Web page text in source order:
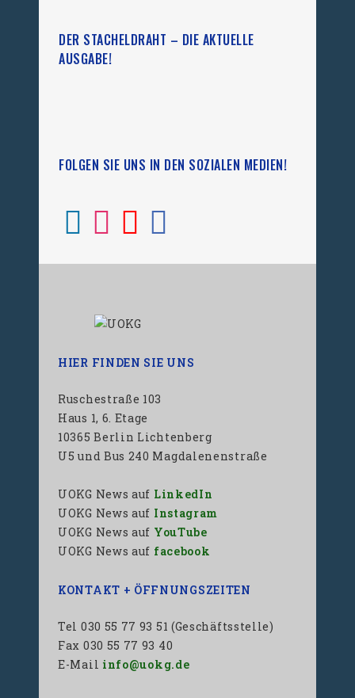
DER STACHELDRAHT – DIE AKTUELLE
AUSGABE!
FOLGEN SIE UNS IN DEN SOZIALEN MEDIEN!
HIER FINDEN SIE UNS
Ruschestraße 103
Haus 1, 6. Etage
10365 Berlin Lichtenberg
U5 und Bus 240 Magdalenenstraße
UOKG News auf LinkedIn
UOKG News auf Instagram
UOKG News auf YouTube
UOKG News auf facebook
KONTAKT + ÖFFNUNGSZEITEN
Tel 030 55 77 93 51 (Geschäftsstelle)
Fax 030 55 77 93 40
E-Mail info@uokg.de